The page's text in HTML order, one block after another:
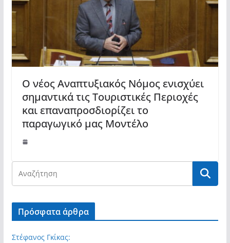
Ο νέος Αναπτυξιακός Νόμος ενισχύει
σημαντικά τις Τουριστικές Περιοχές
και επαναπροσδιορίζει το
παραγωγικό μας Μοντέλο
Πρόσφατα άρθρα
Στέφανος Γκίκας: